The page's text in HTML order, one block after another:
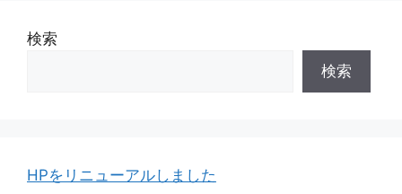
検索
検索
HPをリニューアルしました